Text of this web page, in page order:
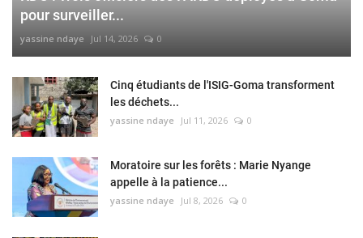
pour surveiller...
yassine ndaye Jul 14, 2026 0
Cinq étudiants de l'ISIG-Goma transforment
les déchets...
yassine ndaye Jul 11, 2026 0
Moratoire sur les forêts : Marie Nyange
appelle à la patience...
yassine ndaye Jul 8, 2026 0